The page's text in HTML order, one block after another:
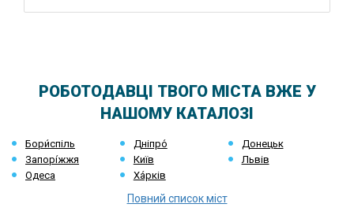
РОБОТОДАВЦІ ТВОГО МІСТА ВЖЕ У
НАШОМУ КАТАЛОЗІ
Бори́спіль Дніпро́
Донецьк
Запорі́жжя
Київ
Львів
Одеса
Ха́рків
Повний список міст